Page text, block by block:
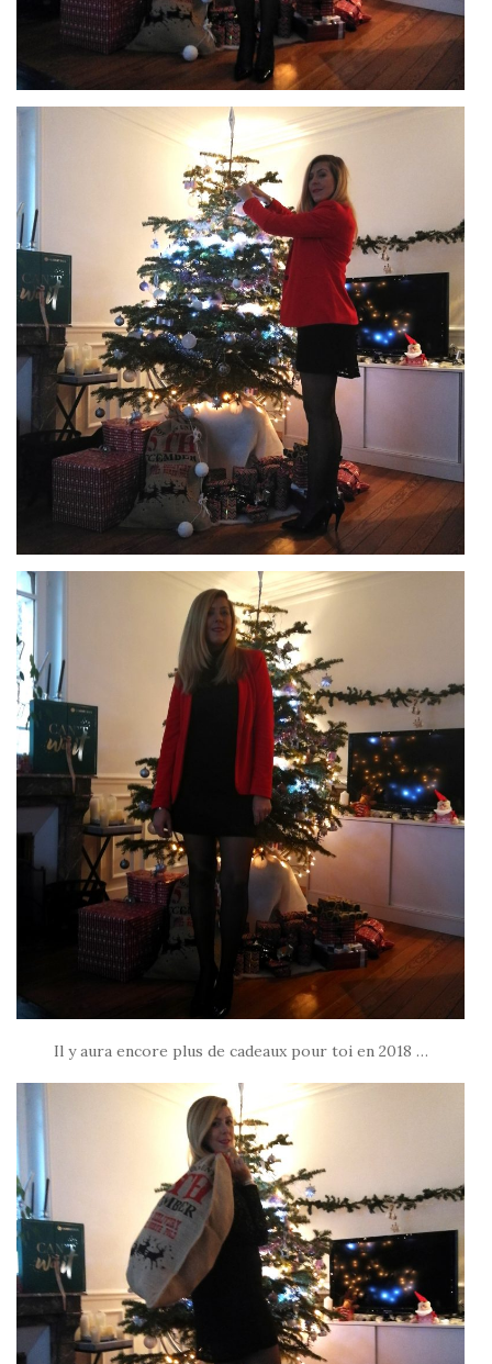
Il y aura encore plus de cadeaux pour toi en 2018 …